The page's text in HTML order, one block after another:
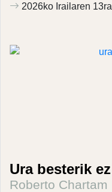
2026ko Irailaren 13ra
Ura besterik ez
Roberto Chartam